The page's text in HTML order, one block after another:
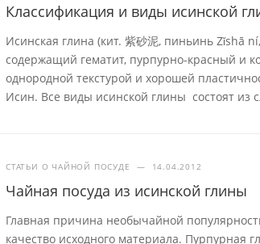
Классификация и виды исинской
Исинская глина (кит. 紫砂泥, пиньинь Zǐshā
содержащий гематит, пурпурно-красный и
однородной текстурой и хорошей
Исин. Все виды исинской глины состоят из
СТАТЬИ О ЧАЙНОЙ ПОСУДЕ — 14.04.2012
Чайная посуда из исинской глины
Главная причина необычайной
качество исходного материала. Пурпурная